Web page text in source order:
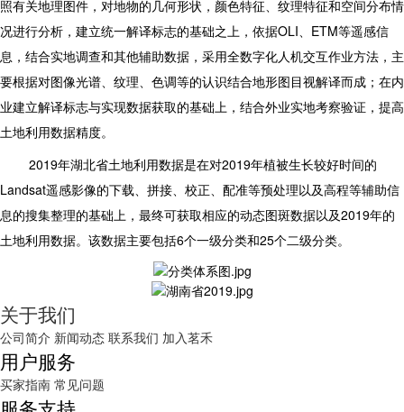
照有关地理图件，对地物的几何形状，颜色特征、纹理特征和空间分布情
况进行分析，建立统一解译标志的基础之上，依据OLI、ETM等遥感信
息，结合实地调查和其他辅助数据，采用全数字化人机交互作业方法，主
要根据对图像光谱、纹理、色调等的认识结合地形图目视解译而成；在内
业建立解译标志与实现数据获取的基础上，结合外业实地考察验证，提高
土地利用数据精度。
2019年湖北省土地利用数据是在对2019年植被生长较好时间的
Landsat遥感影像的下载、拼接、校正、配准等预处理以及高程等辅助信
息的搜集整理的基础上，最终可获取相应的动态图斑数据以及2019年的
土地利用数据。该数据主要包括6个一级分类和25个二级分类。
关于我们
公司简介 新闻动态 联系我们 加入茗禾
用户服务
买家指南 常见问题